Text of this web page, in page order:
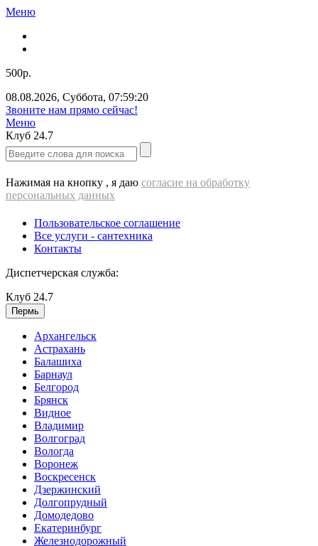
Меню
500р.
08.08.2026, Суббота, 07:59:20
Звоните нам прямо сейчас!
Меню
Клуб 24.7
Нажимая на кнопку , я даю согласие на обработку
персональных данных
Пользовательское соглашение
Все услуги - cантехника
Контакты
Диспетчерская служба:
Клуб 24.7
Пермь
Архангельск
Астрахань
Балашиха
Барнаул
Белгород
Брянск
Видное
Владимир
Волгоград
Вологда
Воронеж
Воскресенск
Дзержинский
Долгопрудный
Домодедово
Екатеринбург
Железнодорожный